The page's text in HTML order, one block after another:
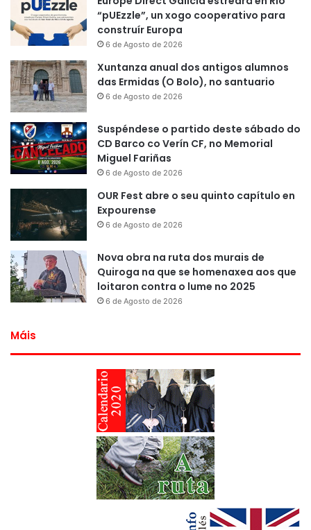
“pUEzzle”, un xogo cooperativo para
construír Europa
6 de Agosto de 2026
Xuntanza anual dos antigos alumnos
das Ermidas (O Bolo), no santuario
6 de Agosto de 2026
Suspéndese o partido deste sábado do
CD Barco co Verín CF, no Memorial
Miguel Fariñas
6 de Agosto de 2026
OUR Fest abre o seu quinto capítulo en
Expourense
6 de Agosto de 2026
Nova obra na ruta dos murais de
Quiroga na que se homenaxea aos que
loitaron contra o lume no 2025
6 de Agosto de 2026
Máis